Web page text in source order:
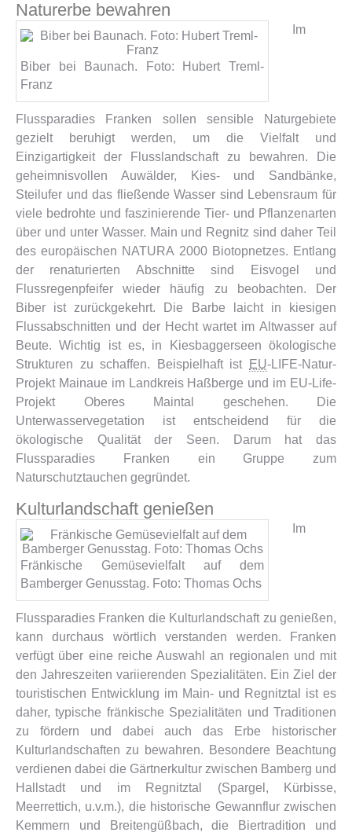
Naturerbe bewahren
Biber bei Baunach. Foto: Hubert Treml-
Franz
Im
Flussparadies Franken sollen sensible Naturgebiete
gezielt beruhigt werden, um die Vielfalt und
Einzigartigkeit der Flusslandschaft zu bewahren. Die
geheimnisvollen Auwälder, Kies- und Sandbänke,
Steilufer und das fließende Wasser sind Lebensraum für
viele bedrohte und faszinierende Tier- und Pflanzenarten
über und unter Wasser. Main und Regnitz sind daher Teil
des europäischen NATURA 2000 Biotopnetzes. Entlang
der renaturierten Abschnitte sind Eisvogel und
Flussregenpfeifer wieder häufig zu beobachten. Der
Biber ist zurückgekehrt. Die Barbe laicht in kiesigen
Flussabschnitten und der Hecht wartet im Altwasser auf
Beute. Wichtig ist es, in Kiesbaggerseen ökologische
Strukturen zu schaffen. Beispielhaft ist
EU-LIFE-Natur-
Projekt Mainaue im Landkreis Haßberge und im EU-Life-
Projekt Oberes Maintal geschehen. Die
Unterwasservegetation ist entscheidend für die
ökologische Qualität der Seen. Darum hat das
Flussparadies Franken ein Gruppe zum
Naturschutztauchen gegründet.
Kulturlandschaft genießen
Fränkische Gemüsevielfalt auf dem
Bamberger Genusstag. Foto: Thomas Ochs
Im
Flussparadies Franken die Kulturlandschaft zu genießen,
kann durchaus wörtlich verstanden werden. Franken
verfügt über eine reiche Auswahl an regionalen und mit
den Jahreszeiten variierenden Spezialitäten. Ein Ziel der
touristischen Entwicklung im Main- und Regnitztal ist es
daher, typische fränkische Spezialitäten und Traditionen
zu fördern und dabei auch das Erbe historischer
Kulturlandschaften zu bewahren. Besondere Beachtung
verdienen dabei die Gärtnerkultur zwischen Bamberg und
Hallstadt und im Regnitztal (Spargel, Kürbisse,
Meerrettich, u.v.m.), die historische Gewannflur zwischen
Kemmern und Breitengüßbach, die Biertradition und